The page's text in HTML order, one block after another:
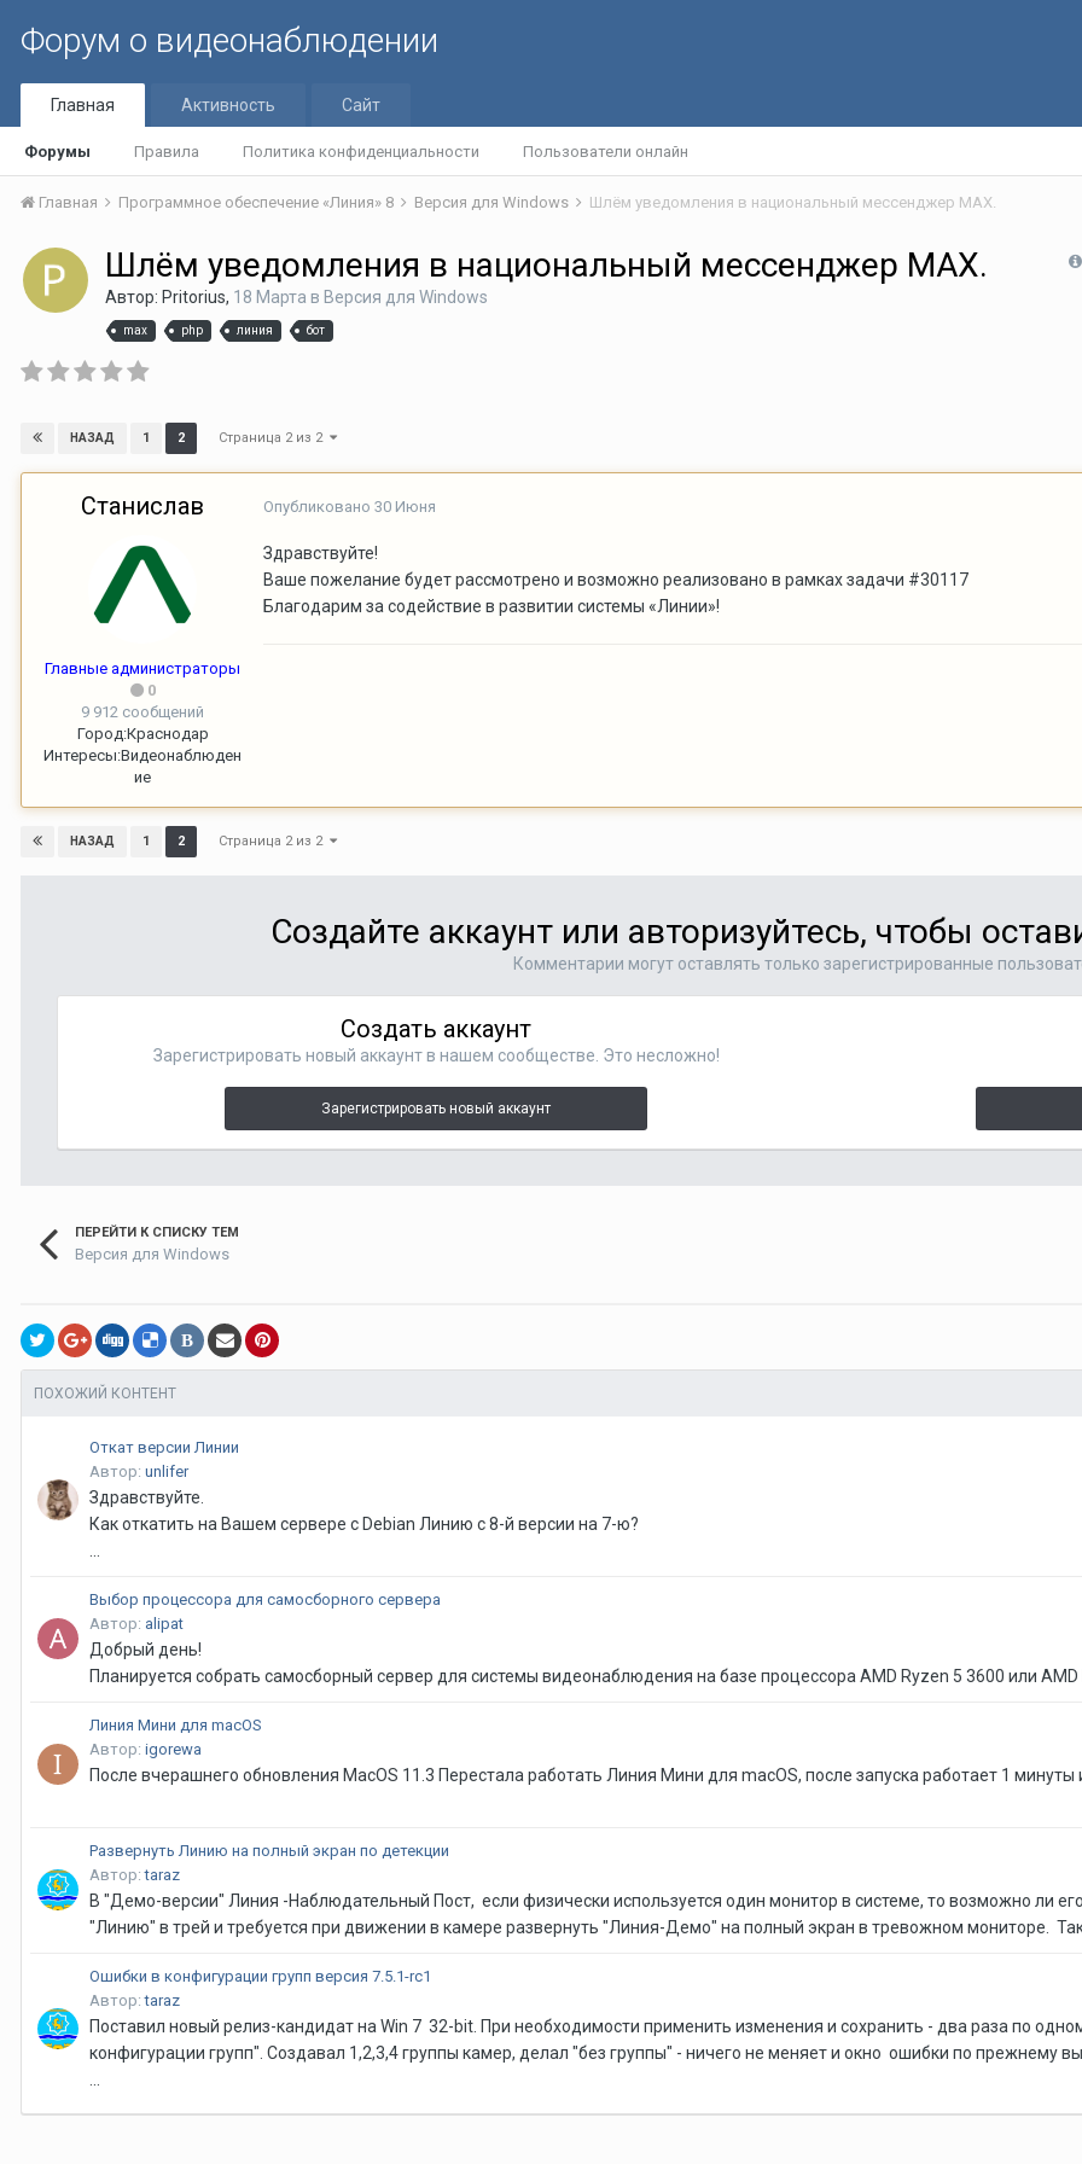
Форум о видеонаблюдении
Главная
Форумы Правила Политика конфиденциальности Пользователи онлайн
Активность Сайт
Главная Программное обеспечение «Линия» 8 Версия для Windows Шлём уведомления в национальный мессенджер MAX.
Шлём уведомления в национальный мессенджер MAX.
Автор: Pritorius, 18 Марта в Версия для Windows
max php линия бот
НАЗАД 1 2 Страница 2 из 2
Станислав
Главные администраторы
0
9 912 сообщений
Город:Краснодар
Интересы:Видеонаблюден
ие
Опубликовано 30 Июня
Здравствуйте!
Ваше пожелание будет рассмотрено и возможно реализовано в рамках задачи #30117
Благодарим за содействие в развитии системы «Линии»!
НАЗАД 1 2 Страница 2 из 2
Создайте аккаунт или авторизуйтесь, чтобы
Комментарии могут оставлять только зарегистрированные
Создать аккаунт
Зарегистрировать новый аккаунт в нашем сообществе. Это несложно!
Зарегистрировать новый аккаунт
ПЕРЕЙТИ К СПИСКУ ТЕМ
Версия для Windows
В
ПОХОЖИЙ КОНТЕНТ
Откат версии Линии
Автор: unlifer
Здравствуйте.
Как откатить на Вашем сервере с Debian Линию с 8-й версии на 7-ю?
Выбор процессора для самосборного сервера
Автор: alipat
Добрый день!
Планируется собрать самосборный сервер для системы видеонаблюдения на базе процессора AMD Ryzen 5 3600 или AMD
Линия Мини для macOS
Автор: igorewa
После вчерашнего обновления MacOS 11.3 Перестала работать Линия Мини для macOS, после запуска работает 1
Развернуть Линию на полный экран по детекции
Автор:taraz
В "Демо-версии" Линия -Наблюдательный Пост, если физически используется один монитор в системе, то возможно ли
"Линию" в трей и требуется при движении в камере развернуть "Линия-Демо" на полный экран в тревожном мониторе.
Ошибки в конфигурации групп версия 7.5.1-rc1
Автор:taraz
Поставил новый релиз-кандидат на Win 7 32-bit. При необходимости применить изменения и сохранить - два раза по
конфигурации групп". Создавал 1,2,3,4 группы камер, делал "без группы" - ничего не меняет и окно ошибки по прежнему